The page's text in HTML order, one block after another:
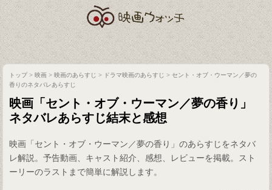
トップ>映画 >映画のあらすじ > ドラマ映画のあらすじ >セント・オブ・ウーマン／夢の
香りのネタバレあらすじ
映画「セント・オブ・ウーマン／夢の香り」
ネタバレあらすじ結末と感想
映画「セント・オブ・ウーマン／夢の香り」のあらすじをネタバ
レ解説。予告動画、キャスト紹介、感想、レビューを掲載。スト
ーリーのラストまで簡単に解説します。